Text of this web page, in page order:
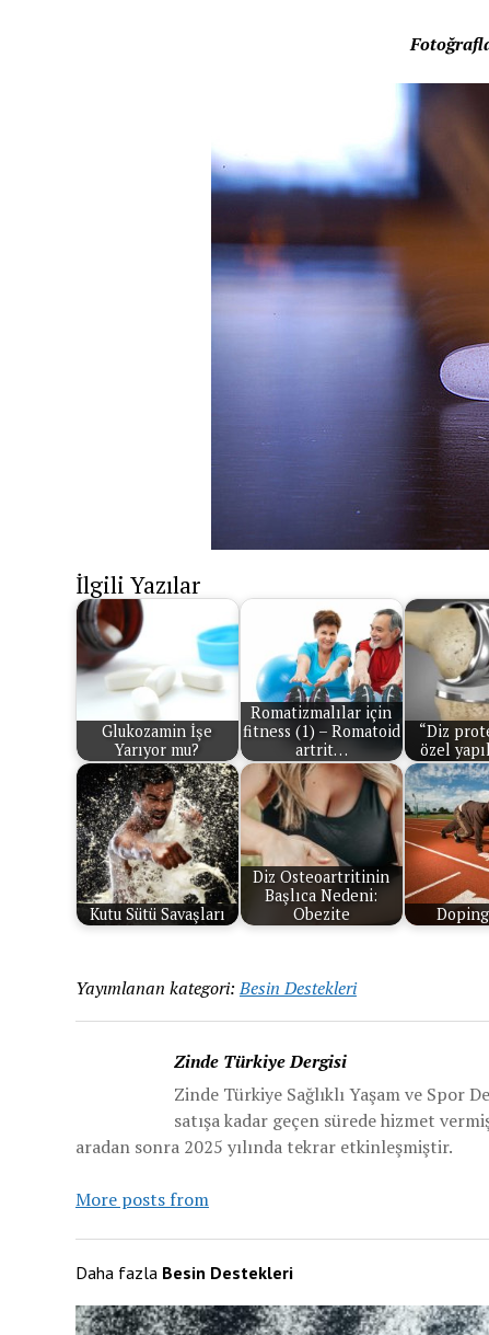
İlgili Yazılar
Glukozamin İşe
Yarıyor mu?
Romatizmalılar için
fitness (1) – Romatoid
artrit…
“Diz
özel
Kutu Sütü Savaşları
Diz Osteoartritinin
Başlıca Nedeni:
Obezite
Yayımlanan kategori: Besin Destekleri
Zinde Türkiye Dergisi
Zinde Türkiye Sağlıklı Yaşam ve Spor
satışa kadar geçen sürede hizmet
aradan sonra 2025 yılında tekrar etkinleşmiştir.
More posts from
Daha fazla Besin Destekleri